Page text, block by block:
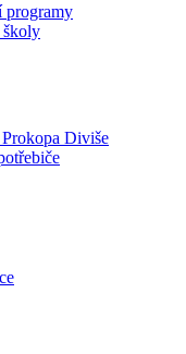
programy
školy
Diviše